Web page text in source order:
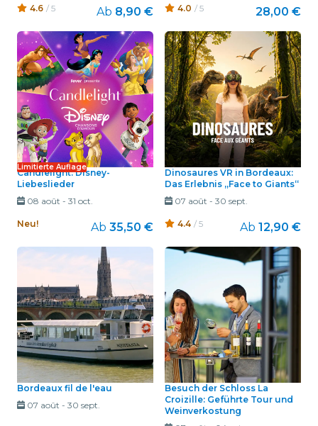
4.6 / 5 Ab 8,90 € 4.0 / 5 28,00 €
Limitierte Auflage
Candlelight: Disney-
Liebeslieder
08 août - 31 oct.
Neu! Ab 35,50 €
Dinosaures VR in Bordeaux:
Das Erlebnis „Face to Giants“
07 août - 30 sept.
4.4 / 5 Ab 12,90 €
Bordeaux fil de l'eau
07 août - 30 sept.
Besuch der Schloss La
Croizille: Geführte Tour und
Weinverkostung